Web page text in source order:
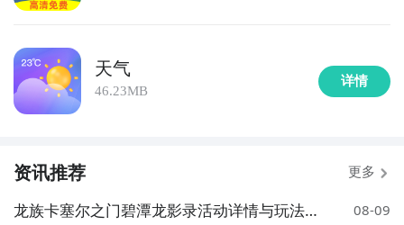
天气
46.23MB
详情
资讯推荐 更多
龙族卡塞尔之门碧潭龙影录活动详情与玩法介
08-09